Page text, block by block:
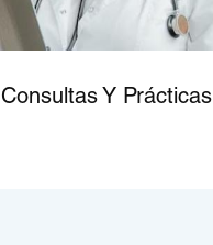
Consultas Y Prácticas